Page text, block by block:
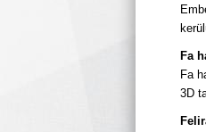
Fa
Fa
3D